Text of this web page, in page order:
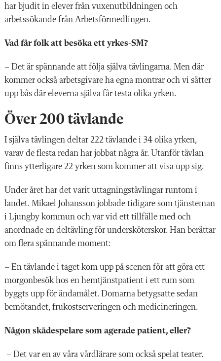
har bjudit in elever från vuxenutbildningen och
arbetssökande från Arbetsförmedlingen.
Vad får folk att besöka ett yrkes-SM?
–
Det är spännande att följa själva tävlingarna. Men där
kommer också arbetsgivare ha egna montrar och vi sätter
upp bås där eleverna själva får testa olika yrken.
Över 200 tävlande
I själva tävlingen deltar 222 tävlande i 34 olika yrken,
varav de flesta redan har jobbat några år. Utanför tävlan
finns ytterligare 22 yrken som kommer att visa upp sig.
Under året har det varit uttagningstävlingar runtom i
landet. Mikael Johansson jobbade tidigare som tjänsteman
i Ljungby kommun och var vid ett tillfälle med och
anordnade en deltävling för undersköterskor. Han berättar
om flera spännande moment:
– En tävlande i taget kom upp på scenen för att göra ett
morgonbesök hos en hemtjänstpatient i ett rum som
byggts upp för ändamålet. Domarna betygsatte sedan
bemötandet, frukostserveringen och medicineringen.
Någon skådespelare som agerade patient, eller?
– Det var en av våra vårdlärare som också spelat teater.